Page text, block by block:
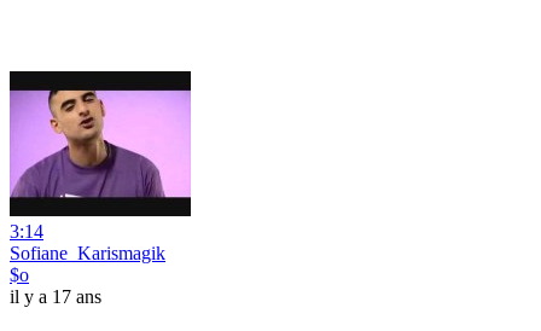
3:14
Sofiane_Karismagik
$o
il y a 17 ans